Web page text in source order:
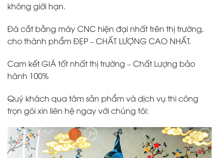
không giới hạn.
Đá cắt bằng máy CNC hiện đại nhất trên thị trường,
cho thành phẩm ĐẸP – CHẤT LƯỢNG CAO NHẤT.
Cam kết GIÁ tốt nhất thị trường – Chất Lượng bảo
hành 100%
Quý khách qua tâm sản phẩm và dịch vụ thi công
trọn gói xin liên hệ ngay với chúng tôi: